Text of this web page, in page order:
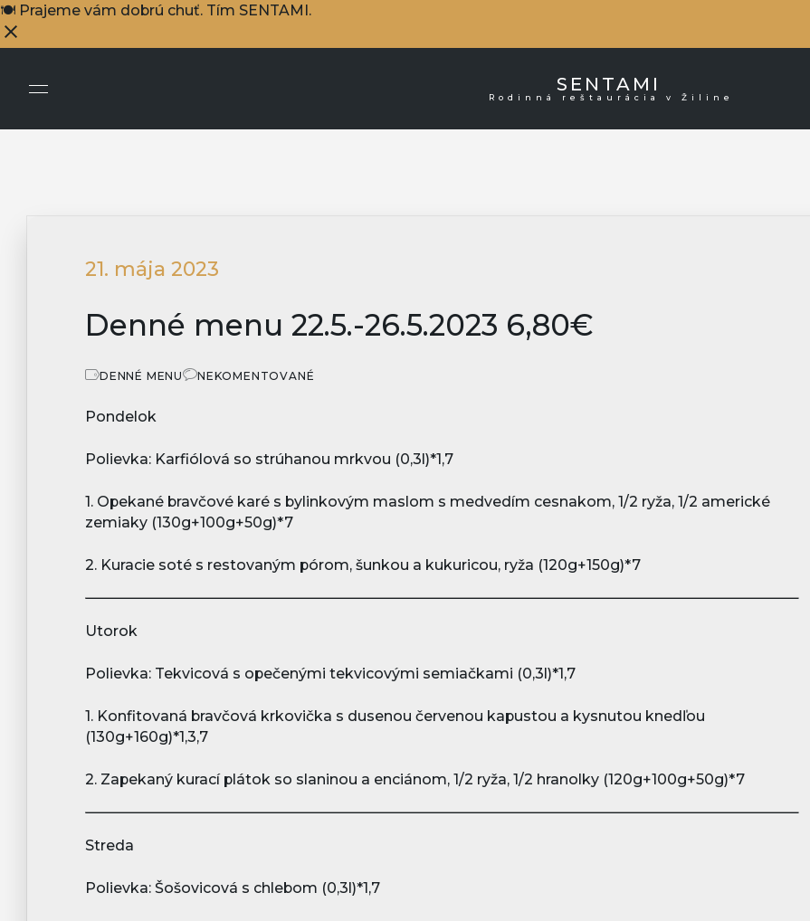
🍽️ Prajeme vám dobrú chuť. Tím SENTAMI.
SENTAMI
Rodinná reštaurácia v Žiline
21. mája 2023
Denné menu 22.5.-26.5.2023 6,80€
DENNÉ MENU NEKOMENTOVANÉ
Pondelok
Polievka: Karfiólová so strúhanou mrkvou (0,3l)*1,7
1. Opekané bravčové karé s bylinkovým maslom s medvedím cesnakom, 1/2 ryža, 1/2 americké
zemiaky (130g+100g+50g)*7
2. Kuracie soté s restovaným pórom, šunkou a kukuricou, ryža (120g+150g)*7
Utorok
Polievka: Tekvicová s opečenými tekvicovými semiačkami (0,3l)*1,7
1. Konfitovaná bravčová krkovička s dusenou červenou kapustou a kysnutou knedľou
(130g+160g)*1,3,7
2. Zapekaný kurací plátok so slaninou a enciánom, 1/2 ryža, 1/2 hranolky (120g+100g+50g)*7
Streda
Polievka: Šošovicová s chlebom (0,3l)*1,7